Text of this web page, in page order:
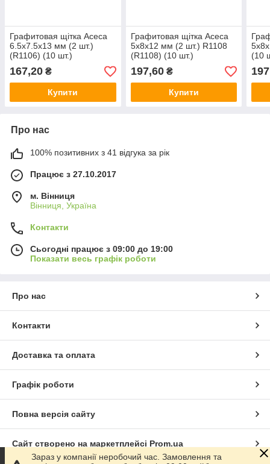
Графитовая щітка Асеса
6.5x7.5x13 мм (2 шт.)
(R1106) (10 шт.)
167,20 ₴
Купити
Графитовая щітка Асеса
5x8x12 мм (2 шт.) R1108
(R1108) (10 шт.)
197,60₴
Купити
(10
Про нас
100% позитивних з 41 відгука за рік
Працює з 27.10.2017
м. Вінниця
Вінниця, Україна
Контакти
Сьогодні працює з 09:00 до 19:00
Показати весь графік роботи
Про нас
Контакти
Доставка та оплата
Графік роботи
Повна версія сайту
Сайт створено на маркетплейсі Prom.ua
Зараз у компанії неробочий час. Замовлення та